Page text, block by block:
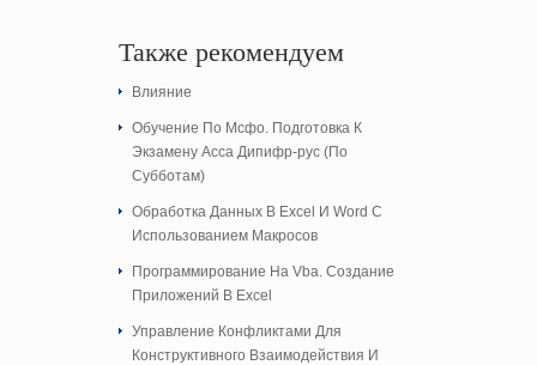
Также рекомендуем
Влияние
Обучение По Мсфо. Подготовка К
Экзамену Асса Дипифр-рус (По
Субботам)
Обработка Данных В Excel И Word С
Использованием Макросов
Программирование На Vba. Создание
Приложений В Excel
Управление Конфликтами Для
Конструктивного Взаимодействия И